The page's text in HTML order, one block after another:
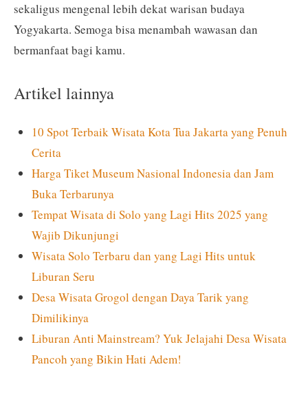
sekaligus mengenal lebih dekat warisan budaya
Yogyakarta. Semoga bisa menambah wawasan dan
bermanfaat bagi kamu.
Artikel lainnya
10 Spot Terbaik Wisata Kota Tua Jakarta yang Penuh
Cerita
Harga Tiket Museum Nasional Indonesia dan Jam
Buka Terbarunya
Tempat Wisata di Solo yang Lagi Hits 2025 yang
Wajib Dikunjungi
Wisata Solo Terbaru dan yang Lagi Hits untuk
Liburan Seru
Desa Wisata Grogol dengan Daya Tarik yang
Dimilikinya
Liburan Anti Mainstream? Yuk Jelajahi Desa Wisata
Pancoh yang Bikin Hati Adem!